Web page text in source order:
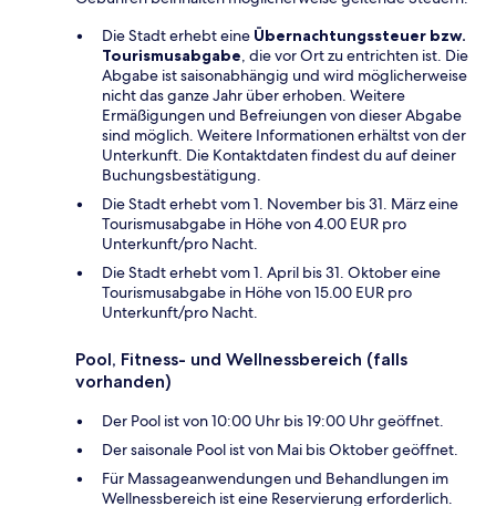
Die Stadt erhebt eine Übernachtungssteuer bzw.
Tourismusabgabe, die vor Ort zu entrichten ist. Die
Abgabe ist saisonabhängig und wird möglicherweise
nicht das ganze Jahr über erhoben. Weitere
Ermäßigungen und Befreiungen von dieser Abgabe
sind möglich. Weitere Informationen erhältst von der
Unterkunft. Die Kontaktdaten findest du auf deiner
Buchungsbestätigung.
Die Stadt erhebt vom 1. November bis 31. März eine
Tourismusabgabe in Höhe von 4.00 EUR pro
Unterkunft/pro Nacht.
Die Stadt erhebt vom 1. April bis 31. Oktober eine
Tourismusabgabe in Höhe von 15.00 EUR pro
Unterkunft/pro Nacht.
Pool, Fitness- und Wellnessbereich (falls
vorhanden)
Der Pool ist von 10:00 Uhr bis 19:00 Uhr geöffnet.
Der saisonale Pool ist von Mai bis Oktober geöffnet.
Für Massageanwendungen und Behandlungen im
Wellnessbereich ist eine Reservierung erforderlich.